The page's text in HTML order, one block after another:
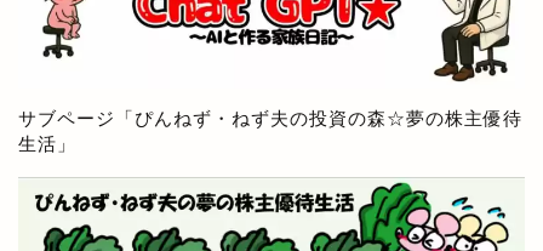
サブページ「ぴんねず・ねず夫の投資の森☆夢の株主優待
生活 」